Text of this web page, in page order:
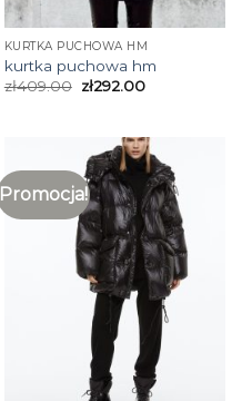
KURTKA PUCHOWA HM
kurtka puchowa hm
zł409.00 zł292.00
Promocja!